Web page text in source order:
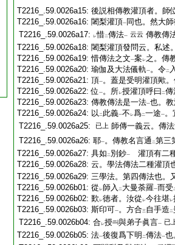
T2216_.59.0026a15: 後説相傳教灌頂者。師
T2216_.59.0026a16: 闍梨灌頂一 同也。然大
T2216_.59.0026a17:
レ惜二傳法一 云云 傳教傳
T2216_.59.0026a18: 闍梨灌頂發問云。私述
T2216_.59.0026a19:惜傳法之文一案レ之。傳
T2216_.59.0026a20: 瑜伽及大法儀軌一。令二
T2216_.59.0026a21: 頂一。蓋是受明灌頂歟
T2216_.59.0026a22:位 一。所レ授灌頂呼曰 二傳
T2216_.59.0026a23: 傳教傳法是一法一也。
T2216_.59.0026a24: 以 二 此義一不 レ爲二一途一。
T2216_.59.0026a25:
已上 師傳一義云。傳
T2216_.59.0026a26: 耶一。傳教名言通 二第三
T2216_.59.0026a27: 具如 二 別鈔一 灌頂有二
T2216_.59.0026a28: 云。學法傳法二種灌頂
T2216_.59.0026a29: 三學法。第四傳法也。
T2216_.59.0026b01: 從 レ師入 二 大曼荼羅一而受
T2216_.59.0026b02: 歎 レ徳者。汝從 レ今往堪レ
T2216_.59.0026b03: 斯印可一。方合三自手造 二
T2216_.59.0026b04: 合レ授 與弟子眞言一 已
T2216_.59.0026b05: 法一後復爲下明 二傳法一也